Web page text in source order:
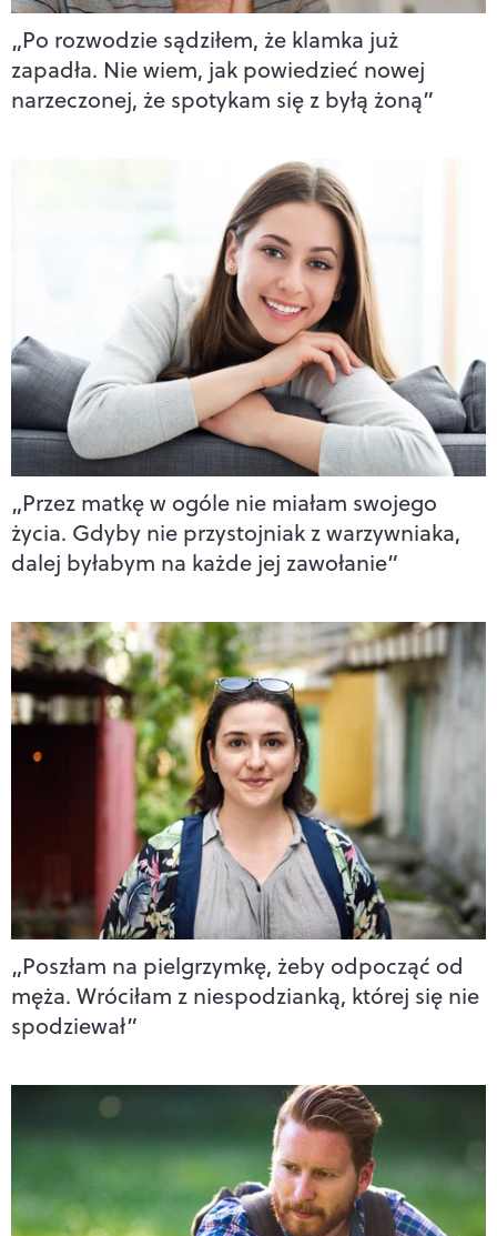
„Po rozwodzie sądziłem, że klamka już
zapadła. Nie wiem, jak powiedzieć nowej
narzeczonej, że spotykam się z byłą żoną”
„Przez matkę w ogóle nie miałam swojego
życia. Gdyby nie przystojniak z warzywniaka,
dalej byłabym na każde jej zawołanie”
„Poszłam na pielgrzymkę, żeby odpocząć od
męża. Wróciłam z niespodzianką, której się nie
spodziewał”